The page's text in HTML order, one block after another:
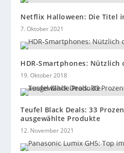
Netflix Halloween: Die Titel
7. Oktober 2021
HDR-Smartphones: Nützlich
19. Oktober 2018
Teufel Black Deals: 33
ausgewählte Produkte
12. November 2021